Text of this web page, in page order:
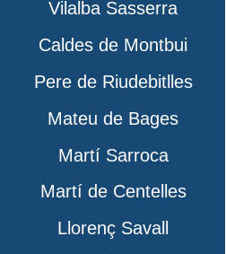
Vilalba Sasserra
Caldes de Montbui
Pere de Riudebitlles
Mateu de Bages
Martí Sarroca
Martí de Centelles
Llorenç Savall